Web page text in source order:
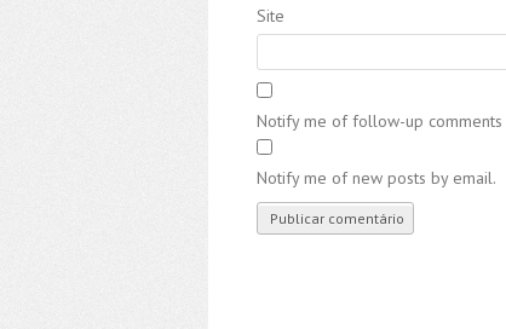
Site
Notify me of follow-up comments
Notify me of new posts by email.